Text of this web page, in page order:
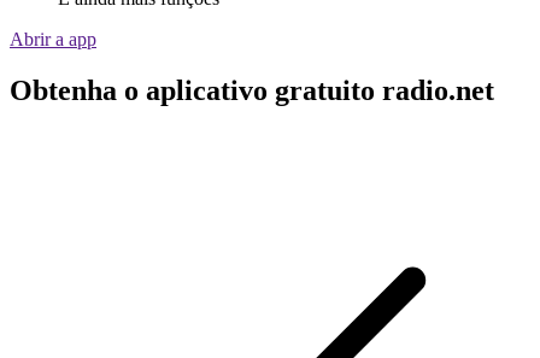
Abrir a app
Obtenha o aplicativo gratuito radio.net